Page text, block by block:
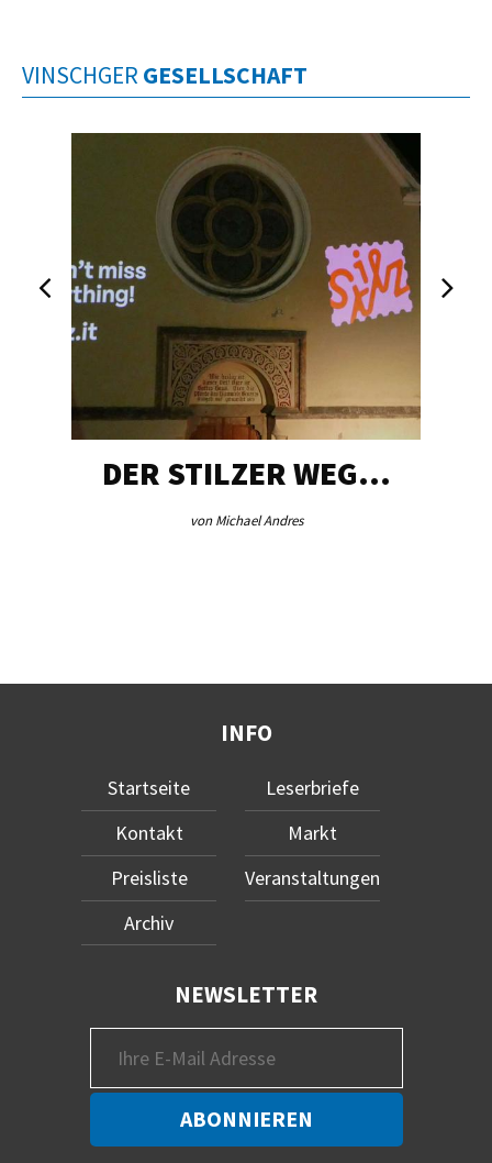
VINSCHGER GESELLSCHAFT
DER STILZER WEG…
von Michael Andres
INFO
Startseite
Kontakt
Preisliste
Archiv
Leserbriefe
Markt
Veranstaltungen
NEWSLETTER